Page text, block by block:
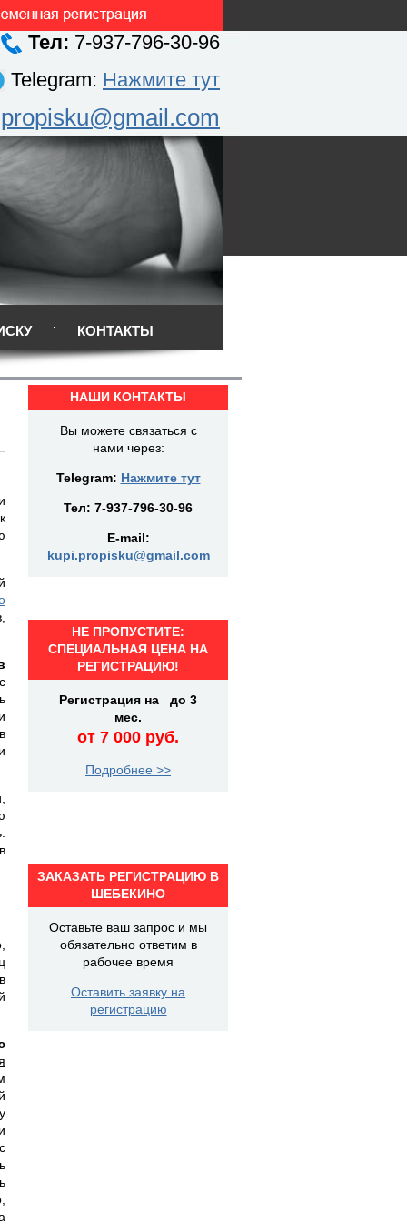
Тел: 7-937-796-30-96
Telegram: Нажмите тут
КОНТАКТЫ
НАШИ КОНТАКТЫ
Вы можете связаться с
нами через:
Telegram: Нажмите тут
Тел: 7-937-796-30-96
E-mail:
kupi.propisku@gmail.com
НЕ ПРОПУСТИТЕ:
СПЕЦИАЛЬНАЯ ЦЕНА НА
РЕГИСТРАЦИЮ!
Регистрация на до 3
мес.
от 7 000 руб.
Подробнее >>
ЗАКАЗАТЬ РЕГИСТРАЦИЮ В
ШЕБЕКИНО
Оставьте ваш запрос и мы
обязательно ответим в
рабочее время
Оставить заявку на
регистрацию